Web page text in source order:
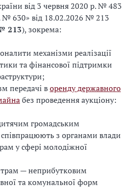
від 3 червня 2020 р. № 483
№ 630» від 18.02.2026 № 213
213), зокрема:
механізми реалізації
та фінансової підтримки
передачі воренду державного
без проведення аукціону:
громадським
співпрацюють з органами влади
у сфері молодіжної
— неприбутковим
та комунальної форм